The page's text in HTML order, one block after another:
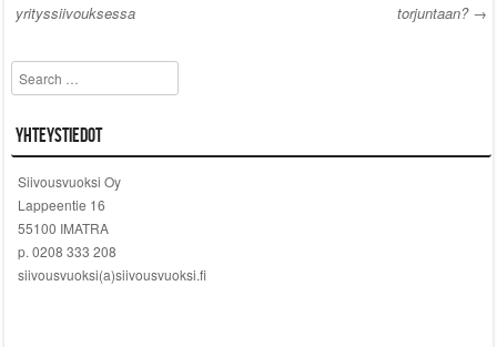
Post navigation
yrityssiivouksessa
torjuntaan? →
Search
Yhteystiedot
Siivousvuoksi Oy
Lappeentie 16
55100 IMATRA
p. 0208 333 208
siivousvuoksi(a)siivousvuoksi.fi